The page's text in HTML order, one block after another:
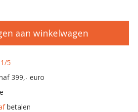
aan winkelwagen
5
399,- euro
betalen